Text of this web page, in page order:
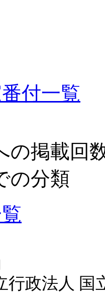
付一覧
の掲載回
の分類
行政法人 国